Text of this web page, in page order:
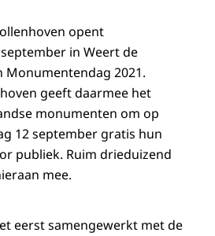
opent
in Weert de
Monumentendag 2021.
geeft daarmee het
monumenten om op
12 september gratis hun
publiek. Ruim drieduizend
mee.
eerst samengewerkt met de